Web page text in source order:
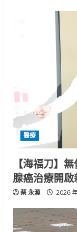
醫療
【海福刀】
腺癌治療開
蔡 永源 2026